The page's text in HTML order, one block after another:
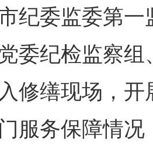
委监委第一
委纪检监察
修缮现场，
服务保障情